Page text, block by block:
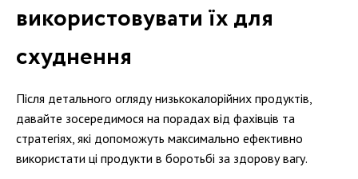
використовувати їх для
схуднення
Після детального огляду низькокалорійних продуктів,
давайте зосередимося на порадах від фахівців та
стратегіях, які допоможуть максимально ефективно
використати ці продукти в боротьбі за здорову вагу.